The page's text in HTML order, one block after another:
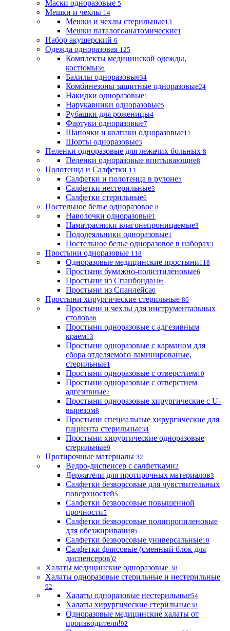
Маски одноразовые 5
Мешки и чехлы 14
Мешки и чехлы стерильные13
Мешки паталогоанатомические1
Набор акушерский 6
Одежда одноразовая 125
Комплекты медицинской одежды,
костюмы36
Бахилы одноразовые34
Комбинезоны защитные одноразовые24
Накидки одноразовые1
Нарукавники одноразовые5
Рубашки для роженицы4
Фартуки одноразовые7
Шапочки и колпаки одноразовые11
Шорты одноразовые3
Пеленки одноразовые для лежачих больных 8
Пеленки одноразовые впитывающие8
Полотенца и Салфетки 11
Салфетки и полотенца в рулоне5
Салфетки нестерильные3
Салфетки стерильные6
Постельное белье одноразовое 8
Наволочки одноразовые1
Наматрасники влагонепроницаемые3
Пододеяльники одноразовые1
Постельное белье одноразовое в наборах3
Простыни одноразовые 118
Одноразовые медицинские простыни118
Простыни бумажно-полиэтиленовые6
Простыни из Спанбонда106
Простыни из Спанлейса6
Простыни хирургические стерильные 86
Простыни и чехлы для инструментальных
столов86
Простыни одноразовые с адгезивным
краем13
Простыни одноразовые с карманом для
сбора отделяемого ламинированые,
стерильные1
Простыни одноразовые с отверстием10
Простыни одноразовые с отверстием
адгезивные7
Простыни одноразовые хирургические с U-
вырезом8
Простыни специальные хирургические для
пациента стерильные34
Простыни хирургические одноразовые
стерильные9
Протирочные материалы 32
Ведро-диспенсер с салфетками2
Держатели для протирочных материалов3
Салфетки безворсовые для чувствительных
поверхностей5
Салфетки безворсовые повышенной
прочности5
Салфетки безворсовые полипропиленовые
для обезжиривания5
Салфетки безворсовые универсальные10
Салфетки флисовые (сменный блок для
диспенсеров)2
Халаты медицинские одноразовые 38
Халаты одноразовые стерильные и нестерильные
92
Халаты одноразовые нестерильные54
Халаты хирургические стерильные38
Одноразовые медицинские халаты от
производителя!92